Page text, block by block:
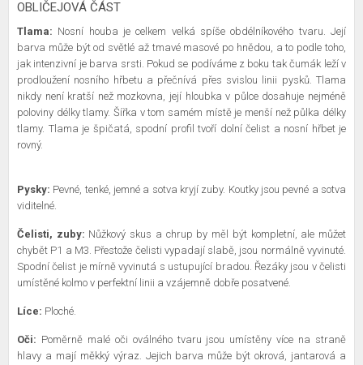
OBLIČEJOVÁ ČÁST
Tlama: Nosní houba je celkem velká spíše obdélníkového tvaru. Její
barva může být od světlé až tmavé masové po hnědou, a to podle toho,
jak intenzivní je barva srsti. Pokud se podíváme z boku tak čumák leží v
prodloužení nosního hřbetu a přečnívá přes svislou linii pysků. Tlama
nikdy není kratší než mozkovna, její hloubka v půlce dosahuje nejméně
poloviny délky tlamy. Šířka v tom samém místě je menší než půlka délky
tlamy. Tlama je špičatá, spodní profil tvoří dolní čelist a nosní hřbet je
rovný.
Pysky: Pevné, tenké, jemné a sotva kryjí zuby. Koutky jsou pevné a sotva
viditelné.
Čelisti, zuby: Nůžkový skus a chrup by měl být kompletní, ale můžet
chybět P1 a M3. Přestože čelisti vypadají slabě, jsou normálně vyvinuté.
Spodní čelist je mírně vyvinutá s ustupující bradou. Řezáky jsou v čelisti
umístěné kolmo v perfektní linii a vzájemně dobře posatvené.
Líce: Ploché.
Oči: Poměrně malé oči oválného tvaru jsou umístěny více na straně
hlavy a mají měkký výraz. Jejich barva může být okrová, jantarová a